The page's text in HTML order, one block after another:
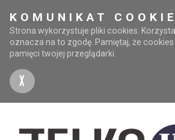
KOMUNIKAT
Strona wykorzystuje pliki cookies.
oznacza na to zgodę. Pamiętaj, że
pamięci twojej przeglądarki.
X